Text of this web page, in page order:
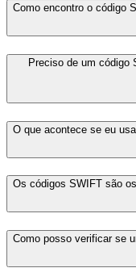
Como encontro o código
Preciso de um código
O que acontece se eu
Os códigos SWIFT são
Como posso verificar se